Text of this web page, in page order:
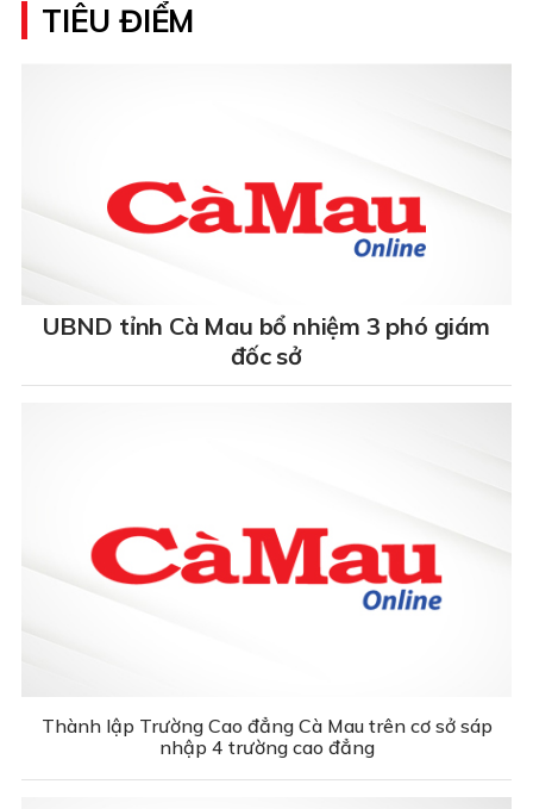
TIÊU ĐIỂM
UBND tỉnh Cà Mau bổ nhiệm 3 phó giám
đốc sở
Thành lập Trường Cao đẳng Cà Mau trên cơ sở sáp
nhập 4 trường cao đẳng